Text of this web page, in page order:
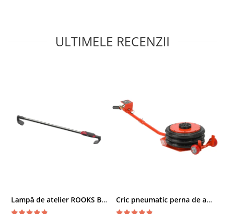
Scule Pneumatice
Filtre Pneumatice
Furtune Aer Comprimat
Scule pentru nituit si capsat
Slefuitoare Pneumatice
ULTIMELE RECENZII
Lampă de atelier ROOKS B2 HYBRID pentru capotă, 2000 lumeni, 5000 mAh Cric pneumatic perna de aer cu inaltator 6T